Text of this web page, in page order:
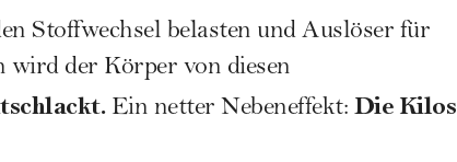
Stoffwechsel belasten und Auslöser für
wird der Körper von diesen
Ein netter Nebeneffekt: Die Kilos